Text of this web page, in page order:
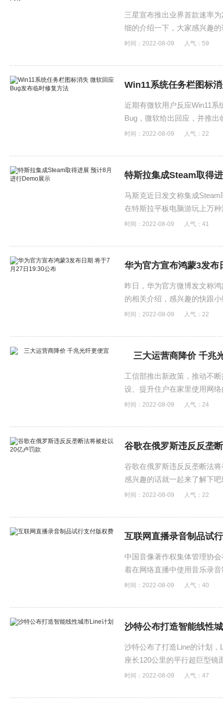
三星宣布推出业界首款速率
细的介绍一下，大家感兴趣
时间：2022-08-09 人气： 59
Win11系统任务栏图标
近期有微软用户反应Win11
Bug，微软给出回应，并推
时间：2022-08-09 人气： 22
特斯拉集成Steam取得
马斯克近日发文称集成
在特斯拉平板电脑游玩上万
时间：2022-08-09 人气： 41
华为官方宣布鸿蒙3发
昨日，华为官方微博发文称
的相关介绍，感兴趣的快跟
时间：2022-08-09 人气： 22
三大运营商降价 千兆
工信部推出新政策，推动不
设、提升住户在家里使用网
时间：2022-08-09 人气： 24
谷歌在俄罗斯违反反垄
谷歌在俄罗斯违反反垄断法
感兴趣的话就一起来了解下吧!
时间：2022-08-09 人气： 22
互联网直播录音制品试
中国音像著作权集体管理协
着在网络直播中使用音乐录
时间：2022-08-09 人气： 40
沙特公布打造智能线性
沙特公布了打造Line的计划
座长120公里的平行超巨型镜
时间：2022-08-09 人气： 47